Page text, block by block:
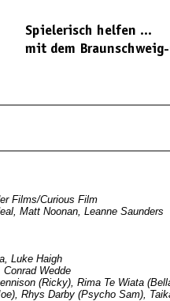
Films/Curious Film
Matt Noonan, Leanne Saunders
Luke Haigh
Wedde
(Ricky), Rima Te Wiata
Rhys Darby (Psycho Sam),